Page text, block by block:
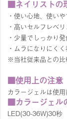
■ネイリストの
・使い心地、使い
・高いセルフレベ
・少量でしっかり
・ムラになりにく
※当社従来品との比
■使用上の注意
カラージェルは使
■カラージェル
LED(30-36W)30秒